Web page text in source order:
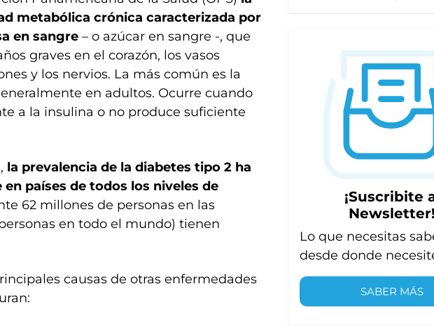
metabólica crónica caracterizada por
en sangre – o azúcar en sangre -, que
graves en el corazón, los vasos
y los nervios. La más común es la
en adultos. Ocurre cuando
a la insulina o no produce suficiente
la prevalencia de la diabetes tipo 2 ha
países de todos los niveles de
62 millones de personas en las
en todo el mundo) tienen
causas de otras enfermedades
¡Suscribite
Newsletter!
Lo que necesitas
desde donde
SABER MÁS